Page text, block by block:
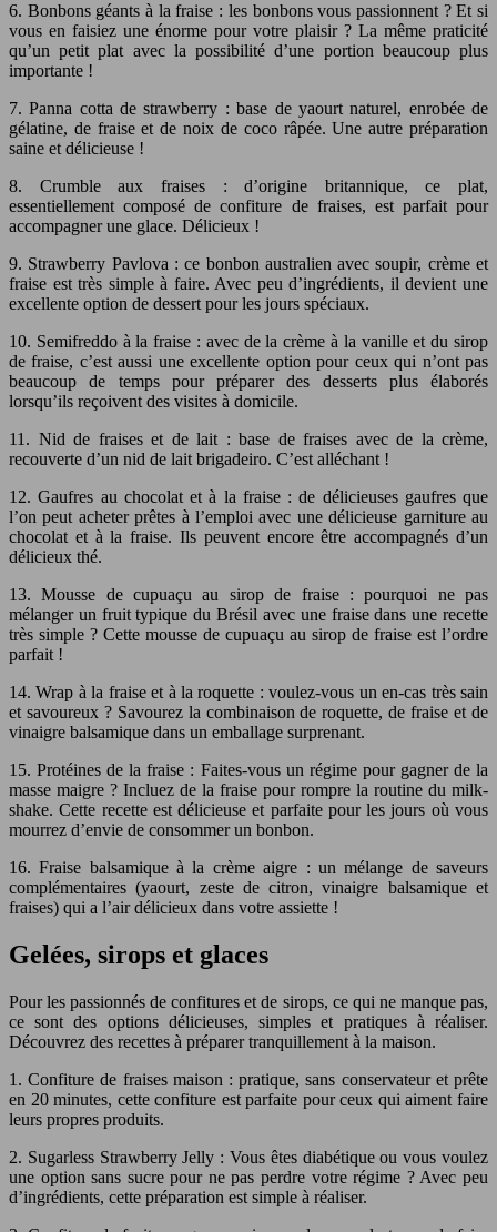
6. Bonbons géants à la fraise : les bonbons vous passionnent ? Et si
vous en faisiez une énorme pour votre plaisir ? La même praticité
qu’un petit plat avec la possibilité d’une portion beaucoup plus
importante !
7. Panna cotta de strawberry : base de yaourt naturel, enrobée de
gélatine, de fraise et de noix de coco râpée. Une autre préparation
saine et délicieuse !
8. Crumble aux fraises : d’origine britannique, ce plat,
essentiellement composé de confiture de fraises, est parfait pour
accompagner une glace. Délicieux !
9. Strawberry Pavlova : ce bonbon australien avec soupir, crème et
fraise est très simple à faire. Avec peu d’ingrédients, il devient une
excellente option de dessert pour les jours spéciaux.
10. Semifreddo à la fraise : avec de la crème à la vanille et du sirop
de fraise, c’est aussi une excellente option pour ceux qui n’ont pas
beaucoup de temps pour préparer des desserts plus élaborés
lorsqu’ils reçoivent des visites à domicile.
11. Nid de fraises et de lait : base de fraises avec de la crème,
recouverte d’un nid de lait brigadeiro. C’est alléchant !
12. Gaufres au chocolat et à la fraise : de délicieuses gaufres que
l’on peut acheter prêtes à l’emploi avec une délicieuse garniture au
chocolat et à la fraise. Ils peuvent encore être accompagnés d’un
délicieux thé.
13. Mousse de cupuaçu au sirop de fraise : pourquoi ne pas
mélanger un fruit typique du Brésil avec une fraise dans une recette
très simple ? Cette mousse de cupuaçu au sirop de fraise est l’ordre
parfait !
14. Wrap à la fraise et à la roquette : voulez-vous un en-cas très sain
et savoureux ? Savourez la combinaison de roquette, de fraise et de
vinaigre balsamique dans un emballage surprenant.
15. Protéines de la fraise : Faites-vous un régime pour gagner de la
masse maigre ? Incluez de la fraise pour rompre la routine du milk-
shake. Cette recette est délicieuse et parfaite pour les jours où vous
mourrez d’envie de consommer un bonbon.
16. Fraise balsamique à la crème aigre : un mélange de saveurs
complémentaires (yaourt, zeste de citron, vinaigre balsamique et
fraises) qui a l’air délicieux dans votre assiette !
Gelées, sirops et glaces
Pour les passionnés de confitures et de sirops, ce qui ne manque pas,
ce sont des options délicieuses, simples et pratiques à réaliser.
Découvrez des recettes à préparer tranquillement à la maison.
1. Confiture de fraises maison : pratique, sans conservateur et prête
en 20 minutes, cette confiture est parfaite pour ceux qui aiment faire
leurs propres produits.
2. Sugarless Strawberry Jelly : Vous êtes diabétique ou vous voulez
une option sans sucre pour ne pas perdre votre régime ? Avec peu
d’ingrédients, cette préparation est simple à réaliser.